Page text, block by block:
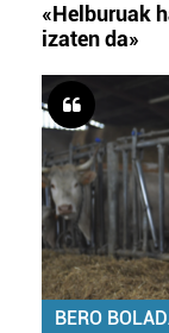
«Helburuak
izaten da»
BERO